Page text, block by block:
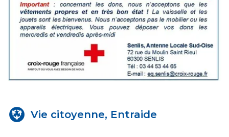
Vie citoyenne, Entraide